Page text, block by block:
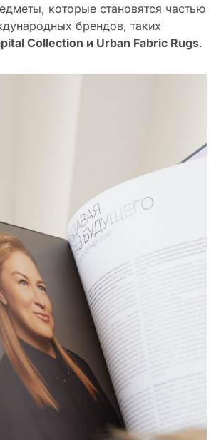
которые становятся частью
брендов, таких
Collection и Urban Fabric Rugs.